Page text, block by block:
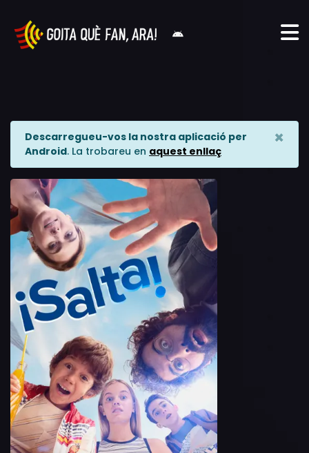
Descarregueu-vos la nostra aplicació per
Android. La trobareu en aquest enllaç
×